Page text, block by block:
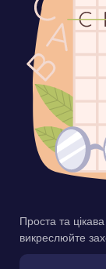
Проста та
викреслюйте